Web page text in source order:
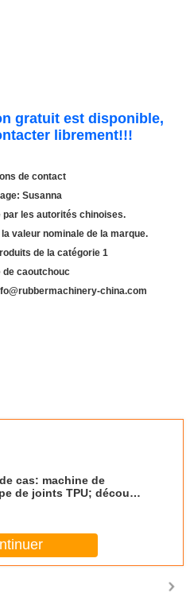
gratuit est disponible,
librement!!!
de contact
Susanna
par les autorités chinoises.
valeur nominale de la marque.
de la catégorie 1
de caoutchouc
china.com
cas: machine de
de joints TPU; découpe
à laveuse